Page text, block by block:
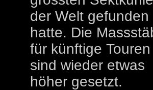
der Welt gefunden
hatte. Die
für künftige Touren
sind wieder etwas
höher gesetzt.